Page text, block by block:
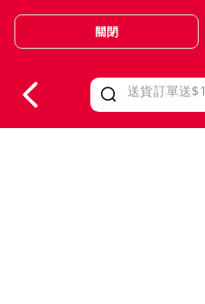
Valid Until 30 June 2026
關閉